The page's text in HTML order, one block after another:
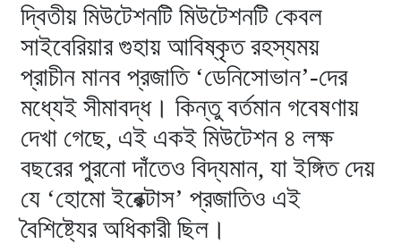
দ্বিতীয় মিউটেশনটি মিউটেশনটি কেবল
সাইবেরিয়ার গুহায় আবিষ্কৃত রহস্যময়
প্রাচীন মানব প্রজাতি ‘ডেনিসোভান’-দের
মধ্যেই সীমাবদ্ধ। কিন্তু বর্তমান গবেষণায়
দেখা গেছে, এই একই মিউটেশন ৪ লক্ষ
বছরের পুরনো দাঁতেও বিদ্যমান, যা ইঙ্গিত দেয়
যে ‘হোমো ইরেক্টাস’ প্রজাতিও এই
বৈশিষ্ট্যের অধিকারী ছিল।